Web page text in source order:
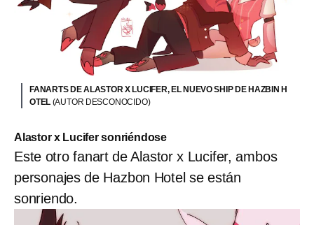
FANARTS DE ALASTOR X LUCIFER, EL NUEVO SHIP DE HAZBIN H
OTEL (AUTOR DESCONOCIDO)
Alastor x Lucifer sonriéndose
Este otro fanart de Alastor x Lucifer, ambos
personajes de Hazbon Hotel se están
sonriendo.